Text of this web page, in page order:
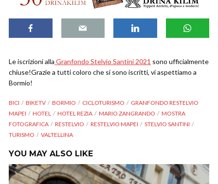
Le iscrizioni alla Granfondo Stelvio Santini 2021 sono ufficialmente
chiuse!Grazie a tutti coloro che si sono iscritti, vi aspettiamo a
Bormio!
BICI BIKETV BORMIO CICLOTURISMO
GRANFONDO RESTELVIO
MAPEI
HOTEL HOTEL REZIA MARIO ZANGRANDO
MOSTRA
FOTOGRAFICA
RESTELVIO RESTELVIO MAPEI
STELVIO SANTINI
TURISMO
VALTELLINA
YOU MAY ALSO LIKE